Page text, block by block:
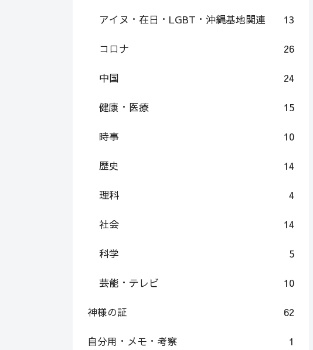
アイヌ・在日・LGBT・沖縄基地関連 13
コロナ 26
中国 24
健康・医療 15
時事 10
歴史 14
理科 4
社会 14
科学 5
芸能・テレビ 10
神様の証 62
自分用・メモ・考察 1